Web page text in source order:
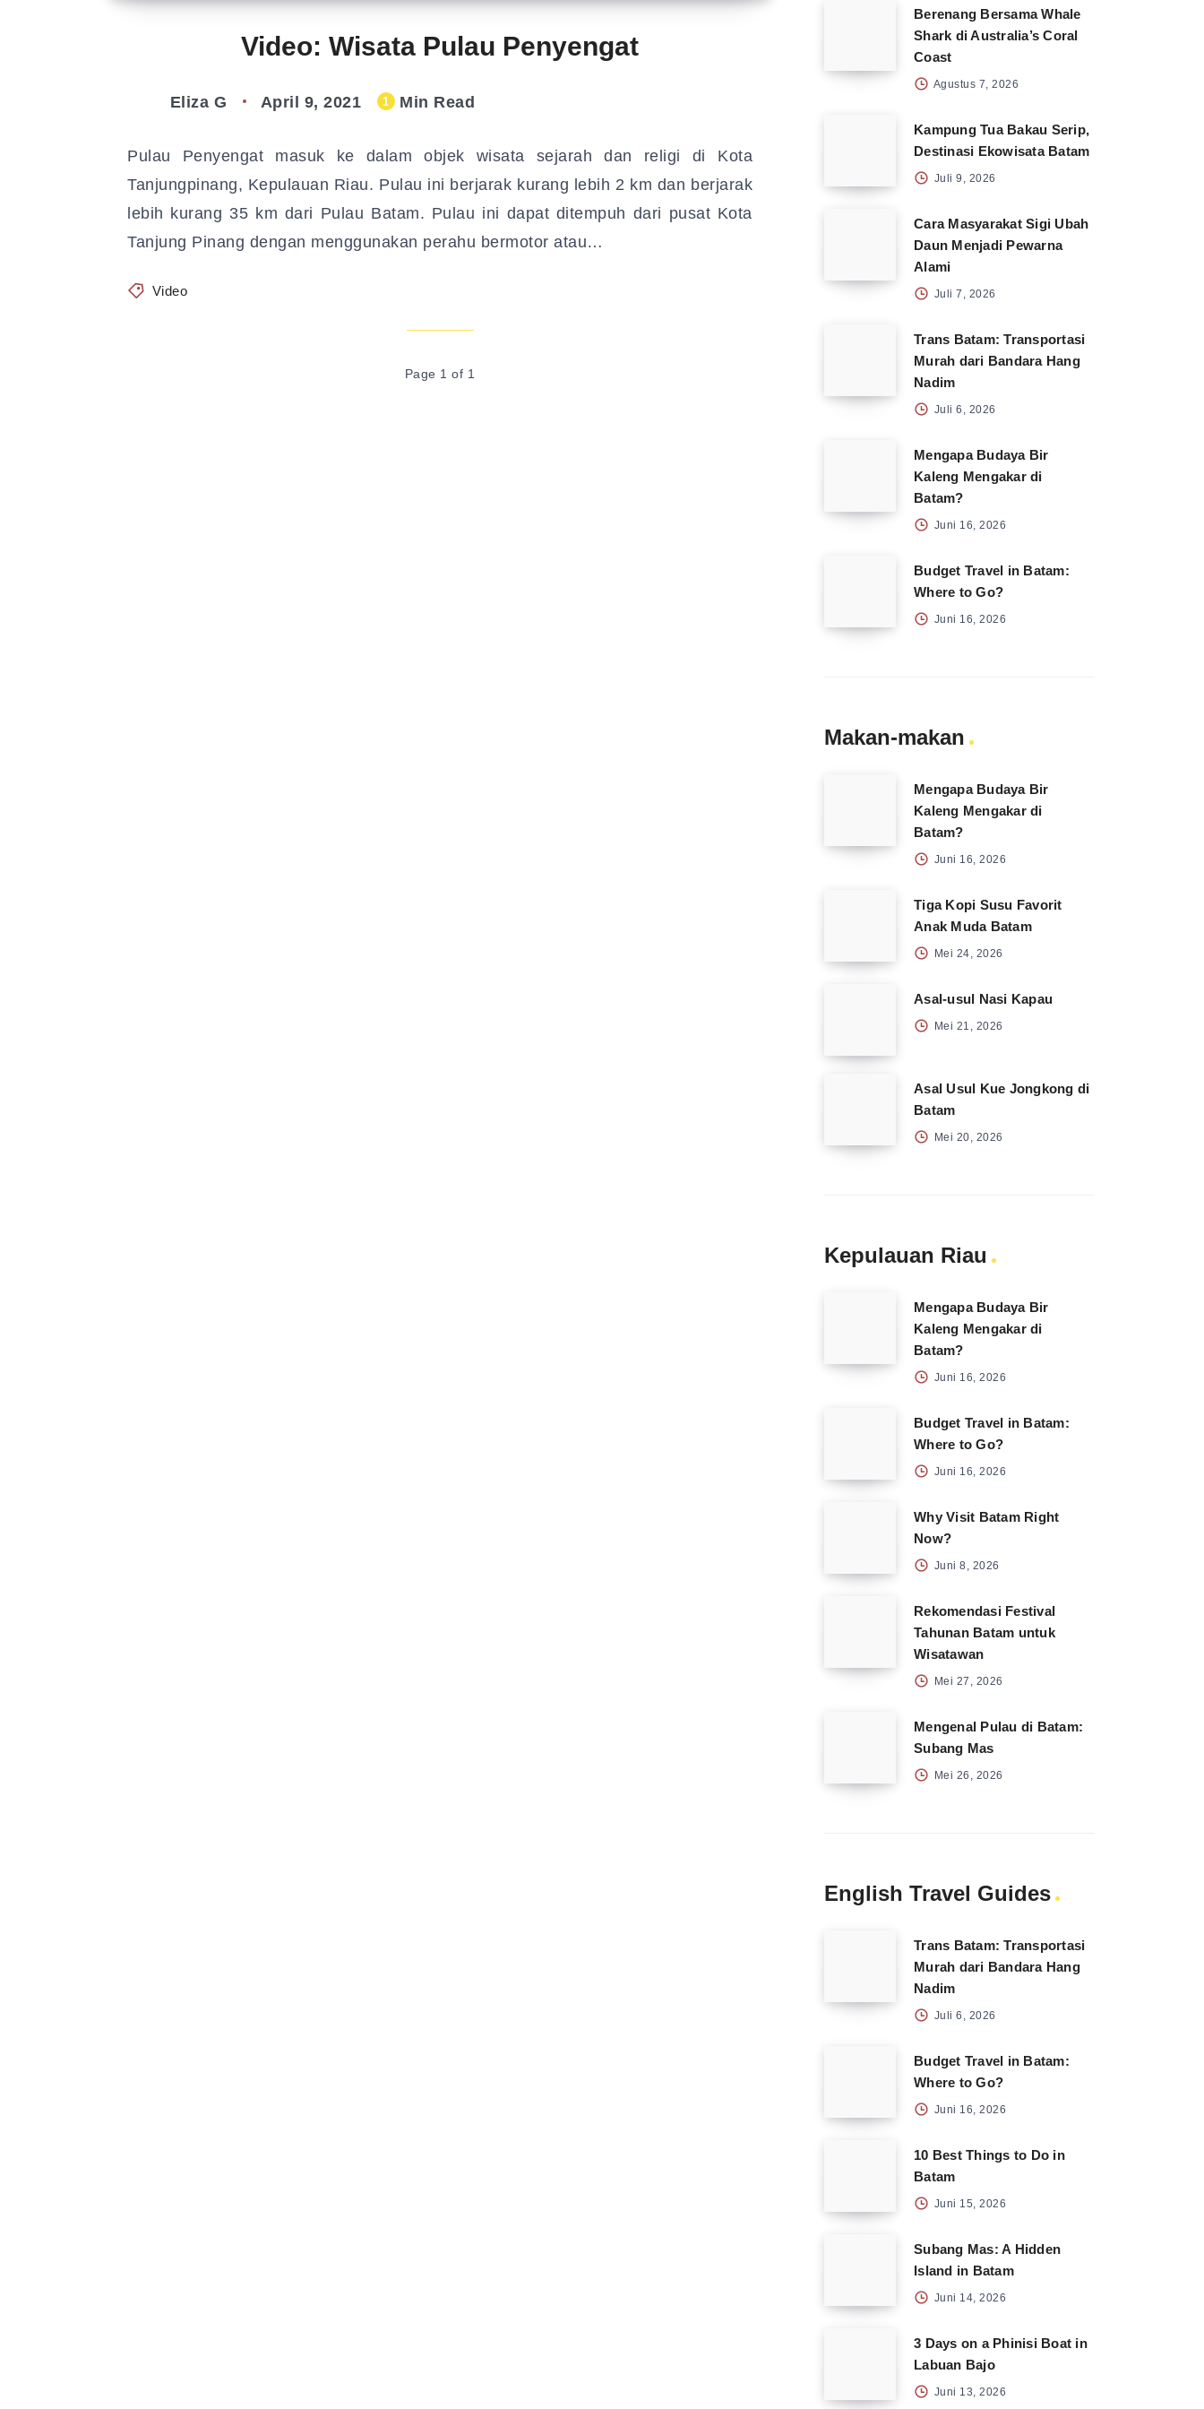
Video: Wisata Pulau Penyengat
Eliza G April 9, 2021 1 Min Read
Pulau Penyengat masuk ke dalam objek wisata sejarah dan religi di Kota
Tanjungpinang, Kepulauan Riau. Pulau ini berjarak kurang lebih 2 km dan berjarak
lebih kurang 35 km dari Pulau Batam. Pulau ini dapat ditempuh dari pusat Kota
Tanjung Pinang dengan menggunakan perahu bermotor atau…
Video
Page 1 of 1
Berenang Bersama Whale
Shark di Australia’s Coral
Coast
Agustus 7, 2026
Kampung Tua Bakau Serip,
Destinasi Ekowisata Batam
Juli 9, 2026
Cara Masyarakat Sigi Ubah
Daun Menjadi Pewarna
Alami
Juli 7, 2026
Trans Batam: Transportasi
Murah dari Bandara Hang
Nadim
Juli 6, 2026
Mengapa Budaya Bir
Kaleng Mengakar di
Batam?
Juni 16, 2026
Budget Travel in Batam:
Where to Go?
Juni 16, 2026
Makan-makan
Mengapa Budaya Bir
Kaleng Mengakar di
Batam?
Juni 16, 2026
Tiga Kopi Susu Favorit
Anak Muda Batam
Mei 24, 2026
Asal-usul Nasi Kapau
Mei 21, 2026
Asal Usul Kue Jongkong di
Batam
Mei 20, 2026
Kepulauan Riau
Mengapa Budaya Bir
Kaleng Mengakar di
Batam?
Juni 16, 2026
Budget Travel in Batam:
Where to Go?
Juni 16, 2026
Why Visit Batam Right
Now?
Juni 8, 2026
Rekomendasi Festival
Tahunan Batam untuk
Wisatawan
Mei 27, 2026
Mengenal Pulau di Batam:
Subang Mas
Mei 26, 2026
English Travel Guides
Trans Batam: Transportasi
Murah dari Bandara Hang
Nadim
Juli 6, 2026
Budget Travel in Batam:
Where to Go?
Juni 16, 2026
10 Best Things to Do in
Batam
Juni 15, 2026
Subang Mas: A Hidden
Island in Batam
Juni 14, 2026
3 Days on a Phinisi Boat in
Labuan Bajo
Juni 13, 2026